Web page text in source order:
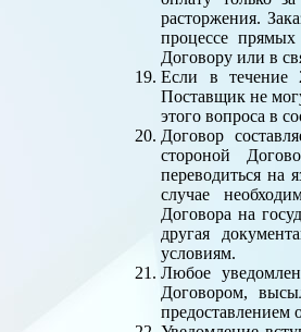
расторжения.
процессе
Договору или в
Если в течение
Поставщик не
этого вопроса в
Договор
стороной
переводиться на
случае
Договора на
другая
условиям.
Любое
Договором,
предоставлением